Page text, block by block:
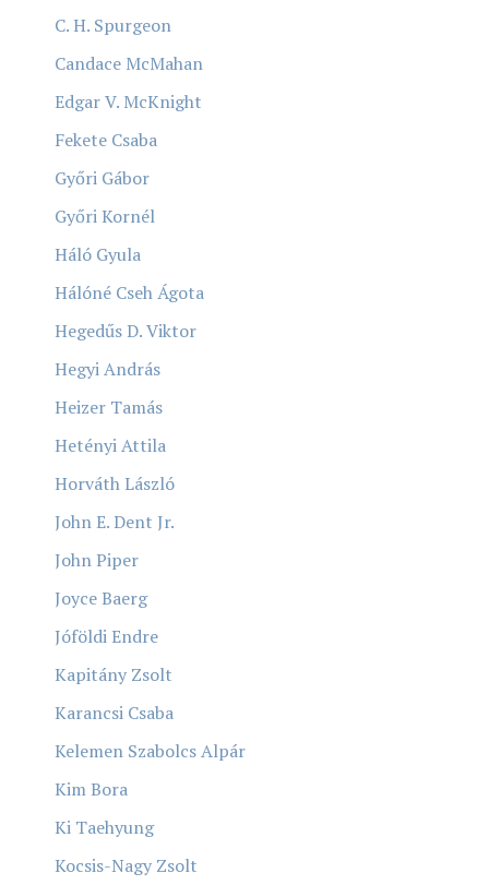
C. H. Spurgeon
Candace McMahan
Edgar V. McKnight
Fekete Csaba
Győri Gábor
Győri Kornél
Háló Gyula
Hálóné Cseh Ágota
Hegedűs D. Viktor
Hegyi András
Heizer Tamás
Hetényi Attila
Horváth László
John E. Dent Jr.
John Piper
Joyce Baerg
Jóföldi Endre
Kapitány Zsolt
Karancsi Csaba
Kelemen Szabolcs Alpár
Kim Bora
Ki Taehyung
Kocsis-Nagy Zsolt